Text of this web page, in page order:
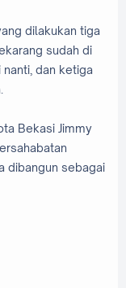
dilakukan tiga
sudah di
dan ketiga
Bekasi Jimmy
dibangun sebagai